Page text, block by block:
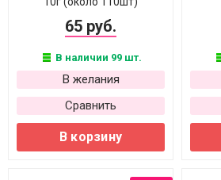
65 руб.
В наличии 99 шт.
В желания
Сравнить
В корзину